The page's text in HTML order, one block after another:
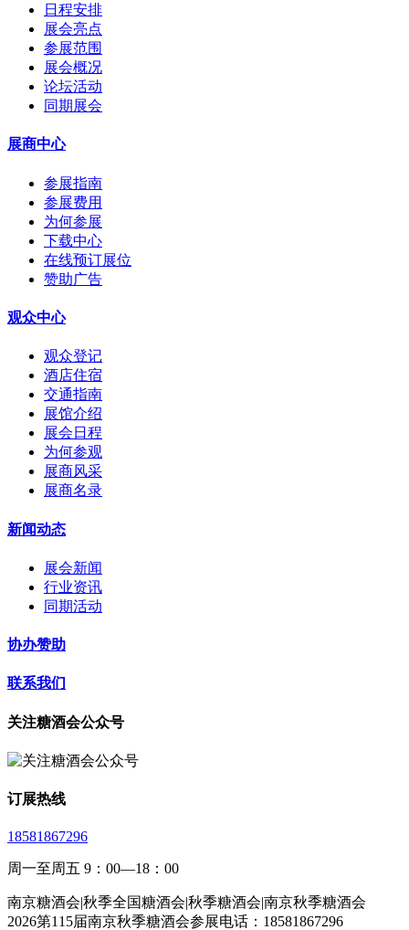
日程安排
展会亮点
参展范围
展会概况
论坛活动
同期展会
展商中心
参展指南
参展费用
为何参展
下载中心
在线预订展位
赞助广告
观众中心
观众登记
酒店住宿
交通指南
展馆介绍
展会日程
为何参观
展商风采
展商名录
新闻动态
展会新闻
行业资讯
同期活动
协办赞助
联系我们
关注糖酒会公众号
订展热线
18581867296
周一至周五 9：00—18：00
南京糖酒会|秋季全国糖酒会|秋季糖酒会|南京秋季糖酒会
2026第115届南京秋季糖酒会参展电话：18581867296